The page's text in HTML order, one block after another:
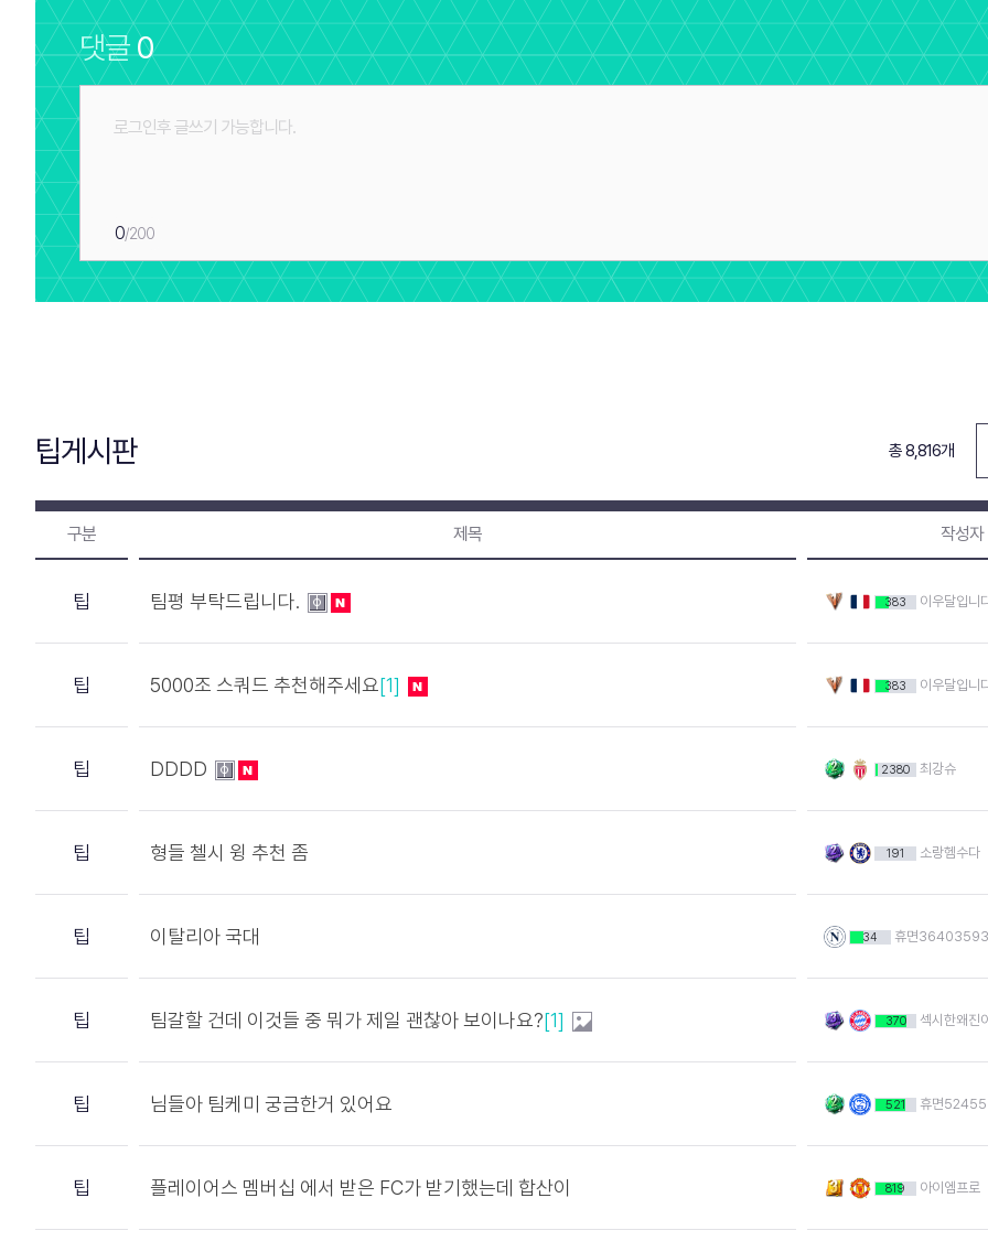
댓글0
0/200
팁게시판 총 8,816개
구분 제목 작성자
팁 팀평 부탁드립니다. 383 이우달입니
팁 5000조 스쿼드 추천해주세요[1] 383 이우달입니
팁 DDDD 2380 최강슈
팁 형들 첼시 윙 추천 좀 191 소랑헴수다
팁 이탈리아 국대 34 휴면
팁 팀갈할 건데 이것들 중 뭐가 제일 괜찮아 보이나요?[1] 370 섹시한왜진
팁 님들아 팀케미 궁금한거 있어요 521 휴면
팁 플레이어스 멤버십 에서 받은 FC가 받기했는데 합산이 819 아이엠프로